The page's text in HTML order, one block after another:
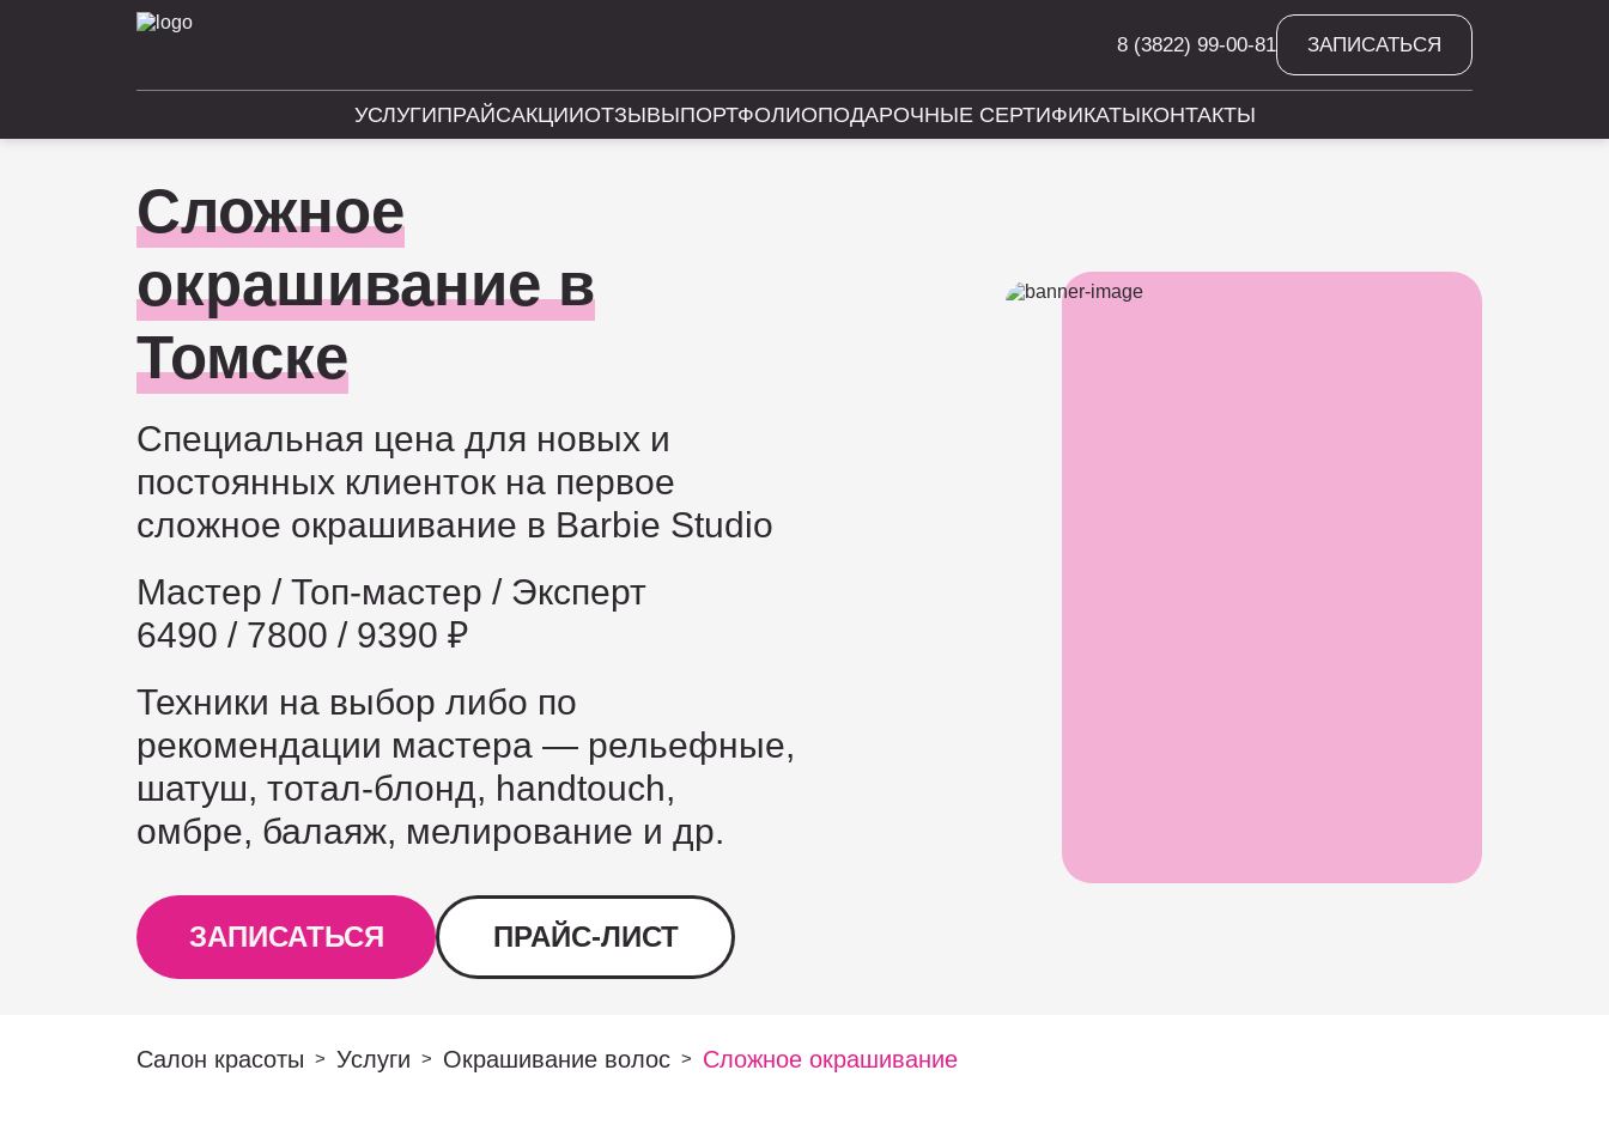
8 (3822) 99-00-81 ЗАПИСАТЬСЯ
УСЛУГИПРАЙСАКЦИИОТЗЫВЫПОРТФОЛИОПОДАРОЧНЫЕ СЕРТИФИКАТЫКОНТАКТЫ
Сложное
окрашивание в
Томске
Специальная цена для новых и
постоянных клиенток на первое
сложное окрашивание в Barbie Studio
Мастер / Топ-мастер / Эксперт
6490 / 7800 / 9390 ₽
Техники на выбор либо по
рекомендации мастера — рельефные,
шатуш, тотал-блонд, handtouch,
омбре, балаяж, мелирование и др.
ЗАПИСАТЬСЯ ПРАЙС-ЛИСТ
Салон красоты > Услуги > Окрашивание волос > Сложное окрашивание